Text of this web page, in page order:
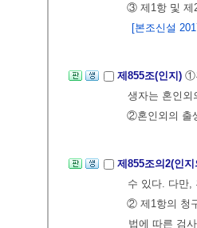
③ 제1항 및 제
[본조신설
제855조(인지) ①
생자는 혼인외
②혼인외의 출
제855조의2(인
수 있다. 다만,
② 제1항의 청
법에 따른 검